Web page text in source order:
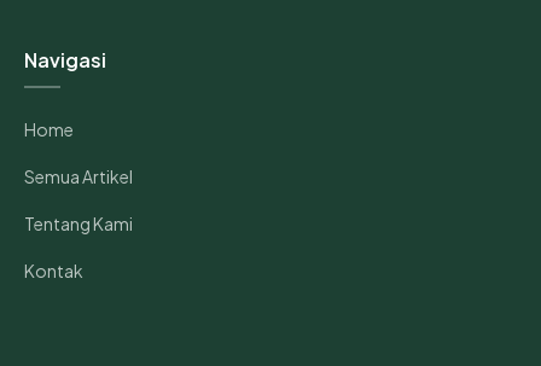
Navigasi
Home
Semua Artikel
Tentang Kami
Kontak